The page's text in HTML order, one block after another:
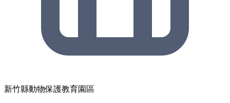
新竹縣動物保護教育園區